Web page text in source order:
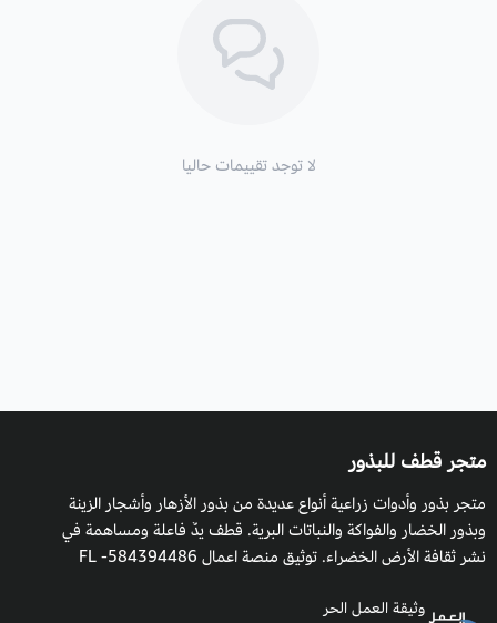
لا توجد تقييمات حاليا
متجر قطف للبذور
متجر بذور وأدوات زراعية أنواع عديدة من بذور الأزهار وأشجار الزينة
وبذور الخضار والفواكة والنباتات البرية. قطف يدٌ فاعلة ومساهمة في
نشر ثقافة الأرض الخضراء. توثيق منصة اعمال 584394486- FL
وثيقة العمل الحر